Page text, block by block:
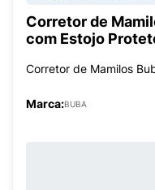
Corretor de
com Estojo
Corretor de Mamilos
Marca:BUBA